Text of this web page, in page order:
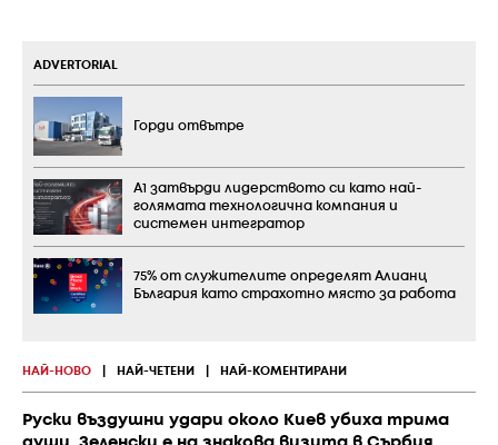
НАЙ-НОВО НАЙ-ЧЕТЕНИ НАЙ-КОМЕНТИРАНИ
Руски въздушни удари около Киев убиха трима
ADVERTORIAL
Горди отвътре
А1 затвърди лидерството си като най-
голямата технологична компания и
системен интегратор
75% от служителите определят Алианц
България като страхотно място за работа